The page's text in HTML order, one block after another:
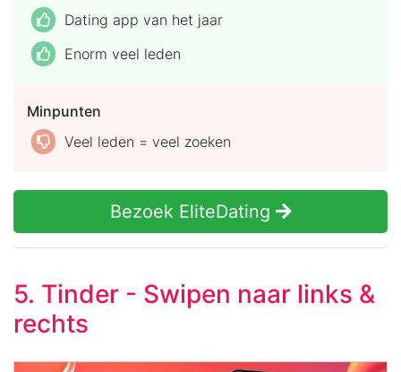
Dating app van het jaar
Enorm veel leden
Minpunten
Veel leden = veel zoeken
Bezoek EliteDating
5. Tinder - Swipen naar links &
rechts